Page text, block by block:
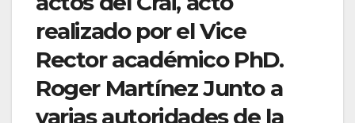
realizado por el Vice
Rector académico PhD.
Roger Martínez Junto a
varias autoridades de la